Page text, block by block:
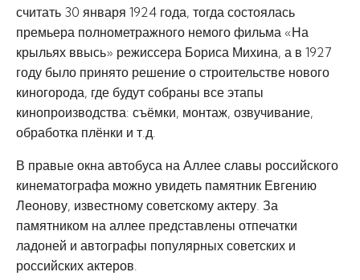
считать 30 января 1924 года, тогда состоялась
премьера полнометражного немого фильма «На
крыльях ввысь» режиссера Бориса Михина, а в 1927
году было принято решение о строительстве нового
киногорода, где будут собраны все этапы
кинопроизводства: съёмки, монтаж, озвучивание,
обработка плёнки и т.д.
В правые окна автобуса на Аллее славы российского
кинематографа можно увидеть памятник Евгению
Леонову, известному советскому актеру. За
памятником на аллее представлены отпечатки
ладоней и автографы популярных советских и
российских актеров.